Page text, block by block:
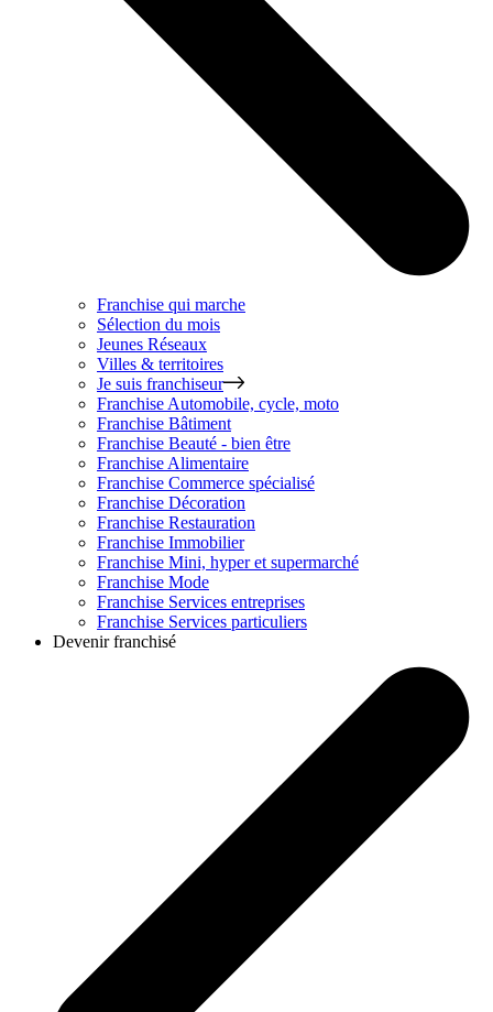
Franchise qui marche
Sélection du mois
Jeunes Réseaux
Villes & territoires
Je suis franchiseur
Franchise Automobile, cycle, moto
Franchise Bâtiment
Franchise Beauté - bien être
Franchise Alimentaire
Franchise Commerce spécialisé
Franchise Décoration
Franchise Restauration
Franchise Immobilier
Franchise Mini, hyper et supermarché
Franchise Mode
Franchise Services entreprises
Franchise Services particuliers
Devenir franchisé